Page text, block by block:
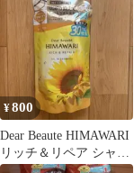
替え用セット（リッチ
＆リペア）
¥800
Dear Beaute HIMAWARI
リッチ＆リペア シャン
プー 詰替